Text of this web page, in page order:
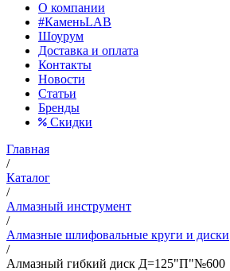
О компании
#КаменьLAB
Шоурум
Доставка и оплата
Контакты
Новости
Статьи
Бренды
Скидки
Главная
/
Каталог
/
Алмазный инструмент
/
Алмазные шлифовальные круги и диски
/
Алмазный гибкий диск Д=125"П"№600